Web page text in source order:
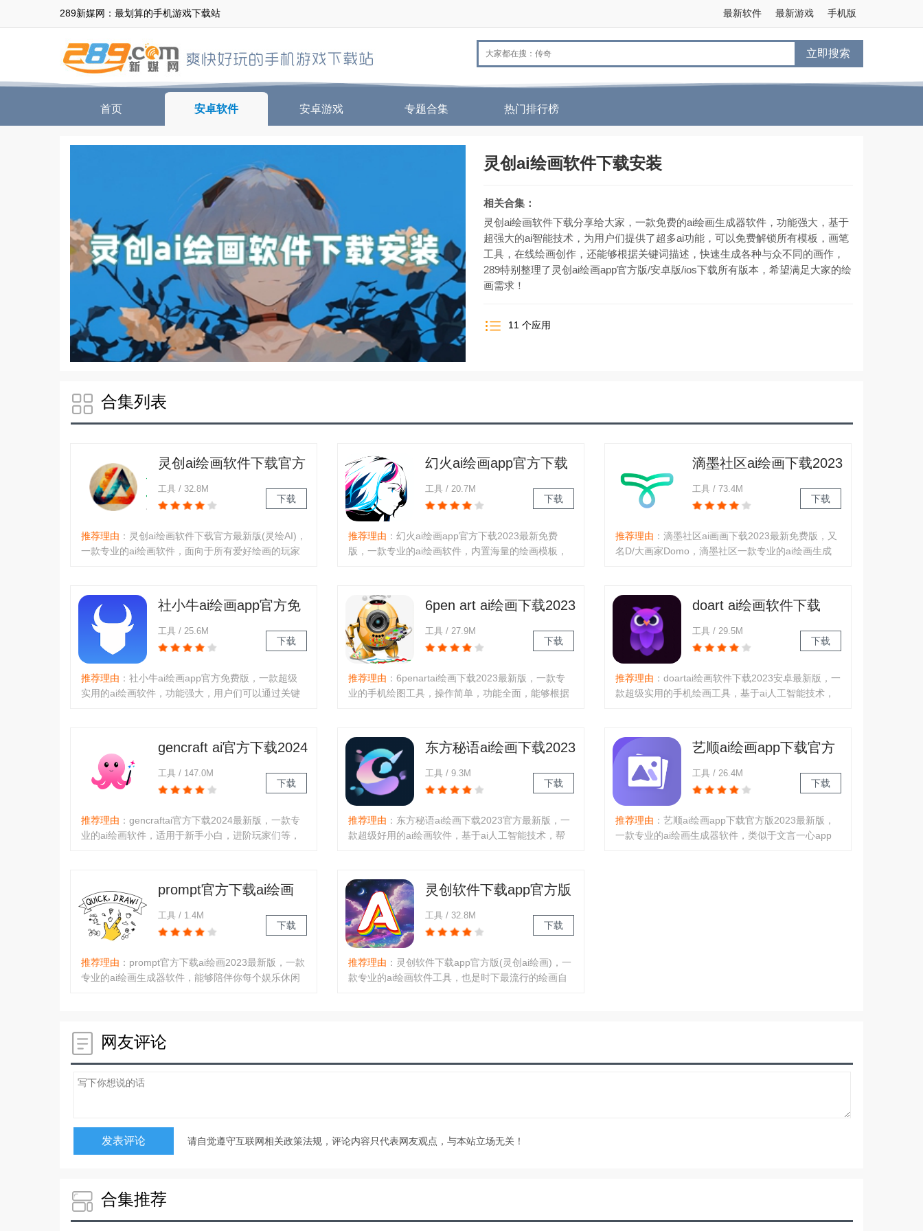
289新媒网：最划算的手机游戏下载站 手机版
最新游戏
最新软件
立即搜索
首页 安卓软件 安卓游戏 专题合集 热门排行榜
灵创ai绘画软件下载安装
相关合集：
灵创ai绘画软件下载分享给大家，一款免费的ai绘画生成器软件，功能强大，基于
超强大的ai智能技术，为用户们提供了超多ai功能，可以免费解锁所有模板，画笔
工具，在线绘画创作，还能够根据关键词描述，快速生成各种与众不同的画作，
289特别整理了灵创ai绘画app官方版/安卓版/ios下载所有版本，希望满足大家的绘
画需求！
11 个应用
合集列表
灵创ai绘画软件下载官方
最新版(灵绘AI)
工具 / 32.8M
下载
推荐理由 ：灵创ai绘画软件下载官方最新版(灵绘AI)，
一款专业的ai绘画软件，面向于所有爱好绘画的玩家
成各种唯美的绘画作品，让绘画创作更加简单高效！
软件介绍：灵创ai绘画app..
幻火ai绘画app官方下载
2023最新免费版
工具 / 20.7M
下载
推荐理由 ：幻火ai绘画app官方下载2023最新免费
版，一款专业的ai绘画软件，内置海量的绘画模板，
通过关键词描述出来，即可快速生成，快速创造各种
绘画作品软件介绍：幻火ai绘画..
滴墨社区ai绘画下载2023
最新免费版
工具 / 73.4M
下载
推荐理由 ：滴墨社区ai画画下载2023最新免费版，又
名D/大画家Domo，滴墨社区一款专业的ai绘画生成
等，同时还能够线上智能生成各种不同的绘画作品，
开发无限绘图想象力！软件介绍..
社小牛ai绘画app官方免
费版
工具 / 25.6M
下载
推荐理由 ：社小牛ai绘画app官方免费版，一款超级
实用的ai绘画软件，功能强大，用户们可以通过关键
家，并且没有版权限制，可以直接分享至第三方平台
使用!软件介绍：社小牛ai绘画..
6pen art ai绘画下载2023
最新版
工具 / 27.9M
下载
推荐理由 ：6penartai绘画下载2023最新版，一款专
业的手机绘图工具，操作简单，功能全面，能够根据
6penartai绘画可以在自己上面进行ai绘画的软件，ai
绘画是一款很智能的绘画软件..
doart ai绘画软件下载
2023安卓最新版
工具 / 29.5M
下载
推荐理由 ：doartai绘画软件下载2023安卓最新版，一
款超级实用的手机绘画工具，基于ai人工智能技术，
描述，快速生成自己专属的艺术作品，不需要绘画技
巧，也没有任何使用限制，..
gencraft ai官方下载2024
最新版
工具 / 147.0M
下载
推荐理由 ：gencraftai官方下载2024最新版，一款专
业的ai绘画软件，适用于新手小白，进阶玩家们等，
够免费使用所有绘画素材，为大家提供更加专业的绘
图功能！软件介绍：Gencraf..
东方秘语ai绘画下载2023
官方最新版
工具 / 9.3M
下载
推荐理由 ：东方秘语ai绘画下载2023官方最新版，一
款超级好用的ai绘画软件，基于ai人工智能技术，帮
各种ai画作，还能够和画师们进行经验分享交流，提
升绘画技巧！软件介绍：东方..
艺顺ai绘画app下载官方
版2023最新版
工具 / 26.4M
下载
推荐理由 ：艺顺ai绘画app下载官方版2023最新版，
一款专业的ai绘画生成器软件，类似于文言一心app
prompt官方下载ai绘画
2023最新版
工具 / 1.4M
下载
推荐理由 ：prompt官方下载ai绘画2023最新版，一款
专业的ai绘画生成器软件，能够陪伴你每个娱乐休闲
绍：prompt官方下载ai绘画2023..
灵创软件下载app官方版
(灵创ai绘画)
工具 / 32.8M
下载
推荐理由 ：灵创软件下载app官方版(灵创ai绘画)，一
款专业的ai绘画软件工具，也是时下最流行的绘画自
网友评论
请自觉遵守互联网相关政策法规，评论内容只代表网友观点，与本站立场无关！
合集推荐